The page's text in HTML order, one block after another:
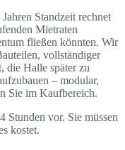
Standzeit rechnet
Mietraten
fließen könnten. Wir
vollständiger
die Halle später zu
– modular,
Sie im Kaufbereich.
Stunden vor. Sie müssen
kostet.